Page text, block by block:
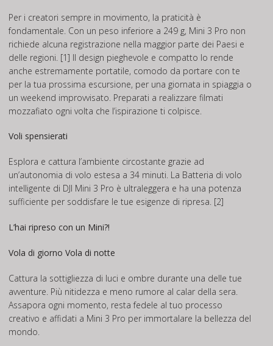
Per i creatori sempre in movimento, la praticità è
fondamentale. Con un peso inferiore a 249 g, Mini 3 Pro non
richiede alcuna registrazione nella maggior parte dei Paesi e
delle regioni. [1] Il design pieghevole e compatto lo rende
anche estremamente portatile, comodo da portare con te
per la tua prossima escursione, per una giornata in spiaggia o
un weekend improvvisato. Preparati a realizzare filmati
mozzafiato ogni volta che l’ispirazione ti colpisce.
Voli spensierati
Esplora e cattura l’ambiente circostante grazie ad
un’autonomia di volo estesa a 34 minuti. La Batteria di volo
intelligente di DJI Mini 3 Pro è ultraleggera e ha una potenza
sufficiente per soddisfare le tue esigenze di ripresa. [2]
L’hai ripreso con un Mini?!
Vola di giorno Vola di notte
Cattura la sottigliezza di luci e ombre durante una delle tue
avventure. Più nitidezza e meno rumore al calar della sera.
Assapora ogni momento, resta fedele al tuo processo
creativo e affidati a Mini 3 Pro per immortalare la bellezza del
mondo.